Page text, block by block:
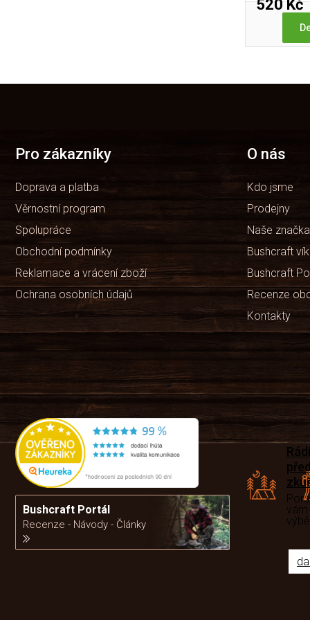
520 Kč
Pro zákazníky
Doprava a platba
Věrnostní program
Spolupráce
Obchodní podmínky
Reklamace a vrácení zboží
Ochrana osobních údajů
O nás
Kdo jsme
Prodejny
Naše
Bushcraft
Bushcraft
Recenze
Kontakty
Bushcraft Portál
Recenze - Návody - Články
Rádi
vám